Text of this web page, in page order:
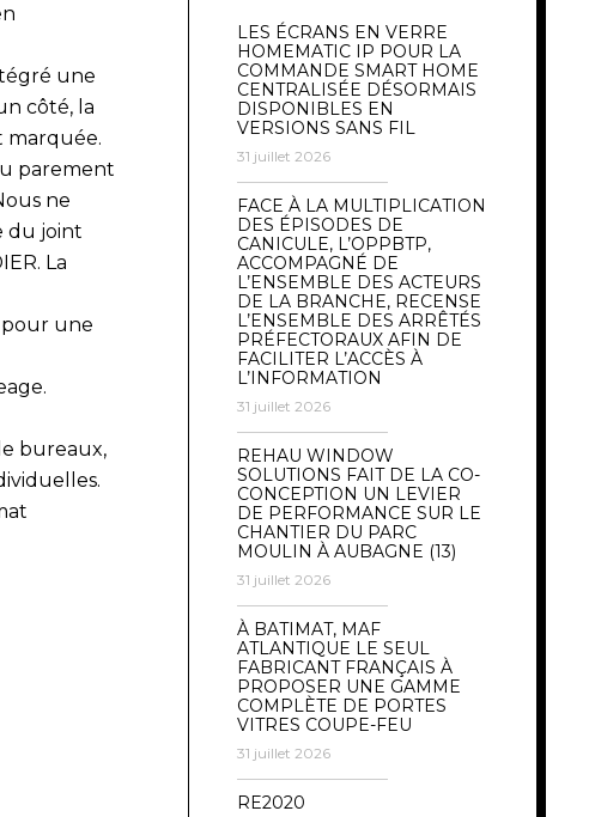
une
côté, la
marquée.
parement
ne
du joint
La
pour une
bureaux,
LES ÉCRANS EN VERRE
HOMEMATIC IP POUR LA
COMMANDE SMART HOME
CENTRALISÉE DÉSORMAIS
DISPONIBLES EN
VERSIONS SANS FIL
31 juillet 2026
FACE À LA MULTIPLICATION
DES ÉPISODES DE
CANICULE, L’OPPBTP,
ACCOMPAGNÉ DE
L’ENSEMBLE DES ACTEURS
DE LA BRANCHE, RECENSE
L’ENSEMBLE DES ARRÊTÉS
PRÉFECTORAUX AFIN DE
FACILITER L’ACCÈS À
L’INFORMATION
31 juillet 2026
REHAU WINDOW
SOLUTIONS FAIT DE LA CO-
CONCEPTION UN LEVIER
DE PERFORMANCE SUR LE
CHANTIER DU PARC
MOULIN À AUBAGNE (13)
31 juillet 2026
À BATIMAT, MAF
ATLANTIQUE LE SEUL
FABRICANT FRANÇAIS À
PROPOSER UNE GAMME
COMPLÈTE DE PORTES
VITRES COUPE-FEU
31 juillet 2026
RE2020